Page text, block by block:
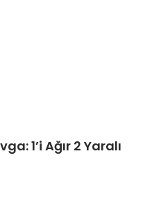
1’i Ağır 2 Yaralı